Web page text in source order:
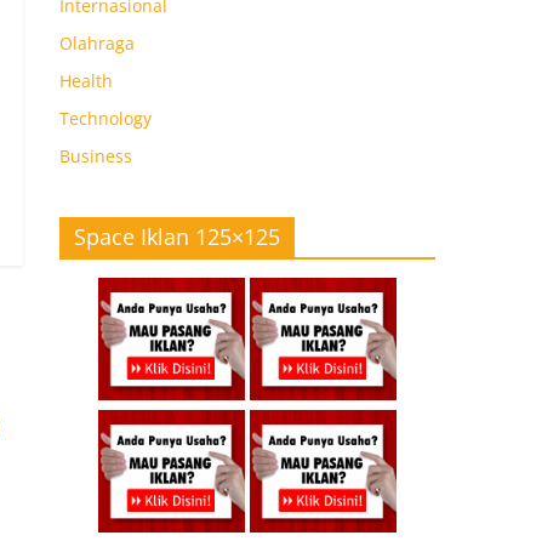
Internasional
Olahraga
Health
Technology
Business
Space Iklan 125×125